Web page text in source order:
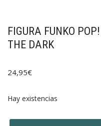
FIGURA FUNKO
THE DARK
24,95€
Hay existencias